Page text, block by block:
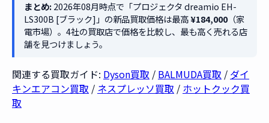
まとめ:2026年08月時点で「プロジェクタ dreamio EH-
LS300B [ブラック]」の新品買取価格は最高¥184,000（家
電市場）。4社の買取店で価格を比較し、最も高く売れる店
舗を見つけましょう。
関連する買取ガイド: Dyson買取 / BALMUDA買取 / ダイ
キンエアコン買取 / ネスプレッソ買取 / ホットクック買
取